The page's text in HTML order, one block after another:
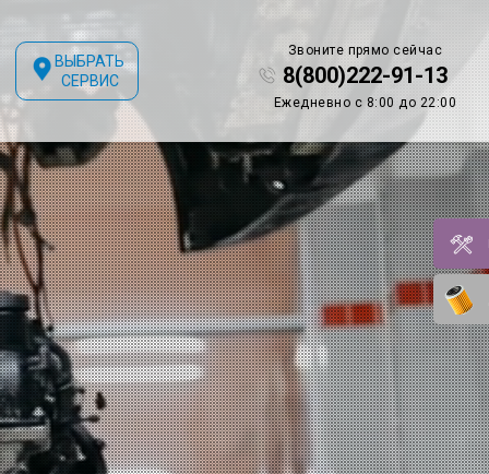
ВЫБРАТЬ
СЕРВИС
Звоните прямо сейчас
8(800)222-91-13
Ежедневно с 8:00 до 22:00